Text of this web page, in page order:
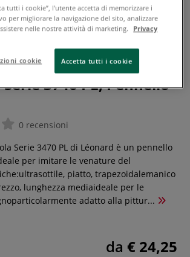
3740 PL, Pennello
0 recensioni
Serie 3470 PL di Léonard è un pennello
per imitare le venature del
piatto, trapezoidalemanico
lunghezza mediaideale per le
adatto alla pittur...
da € 24,25
tutti i cookie”, l'utente accetta di memorizzare i
per migliorare la navigazione del sito, analizzare
nelle nostre attività di marketing.
Privacy
cookie Accetta tutti i cookie